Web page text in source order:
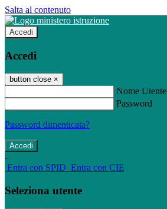
Salta al contenuto
Accedi
Accedi
button close ×
Nome Utente
Password
Password dimenticata?
-
Entra con SPID Entra con CIE
Seleziona utente